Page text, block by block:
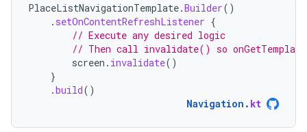
PlaceListNavigationTemplate.Builder()
. setOnContentRefreshListener {
// Execute any desired logic
// Then call invalidate() so
screen . invalidate()
}
.build()
Navigation . kt